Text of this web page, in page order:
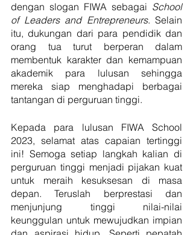
dengan slogan FIWA sebagai School
of Leaders and Entrepreneurs. Selain
itu, dukungan dari para pendidik dan
orang tua turut berperan dalam
membentuk karakter dan kemampuan
akademik para lulusan sehingga
mereka siap menghadapi berbagai
tantangan di perguruan tinggi.
Kepada para lulusan FIWA School
2023, selamat atas capaian tertinggi
ini! Semoga setiap langkah kalian di
perguruan tinggi menjadi pijakan kuat
untuk meraih kesuksesan di masa
depan. Teruslah berprestasi dan
menjunjung tinggi nilai-nilai
keunggulan untuk mewujudkan impian